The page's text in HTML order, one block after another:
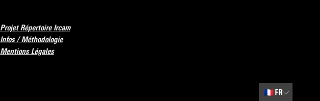
Projet Répertoire Ircam
Infos / Méthodologie
Mentions Légales
🇫🇷 FR